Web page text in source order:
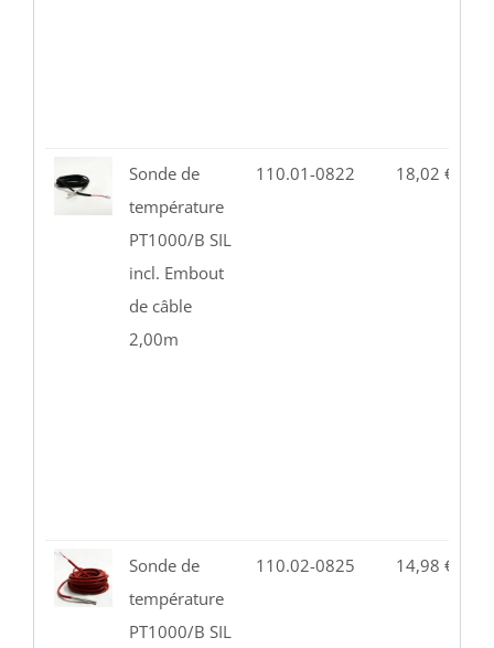
Sonde de
température
PT1000/B SIL
incl. Embout
de câble
2,00m
110.01-0822 18,02 €
Sonde de
température
PT1000/B SIL
110.02-0825 14,98 €